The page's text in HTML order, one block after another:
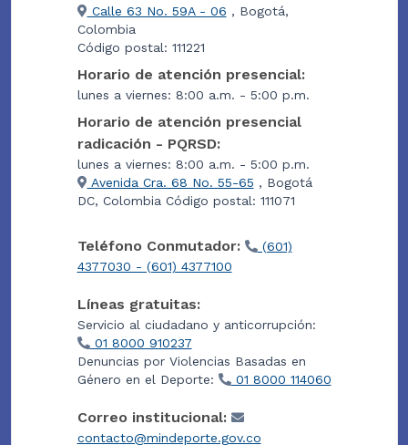
Calle 63 No. 59A - 06 , Bogotá,
Colombia
Código postal: 111221
Horario de atención presencial:
lunes a viernes: 8:00 a.m. - 5:00 p.m.
Horario de atención presencial
radicación - PQRSD:
lunes a viernes: 8:00 a.m. - 5:00 p.m.
Avenida Cra. 68 No. 55-65 , Bogotá
DC, Colombia Código postal: 111071
Teléfono Conmutador:
(601)
4377030 - (601) 4377100
Líneas gratuitas:
Servicio al ciudadano y anticorrupción:
01 8000 910237
Denuncias por Violencias Basadas en
Género en el Deporte:
01 8000 114060
Correo institucional:
contacto@mindeporte.gov.co